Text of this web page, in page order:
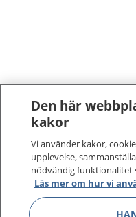
1177 –tryggt
På 1177.se får du råd
sjukdomar och vilka
Logga in för att läsa
vårdärenden. Ring
Den här
kakor
Vi använder kakor,
upplevelse,
nödvändig funktionalitet
Läs mer om hur vi